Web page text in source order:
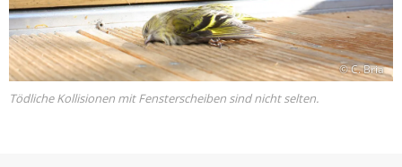
© C. Bria
Tödliche Kollisionen mit Fensterscheiben sind nicht selten.